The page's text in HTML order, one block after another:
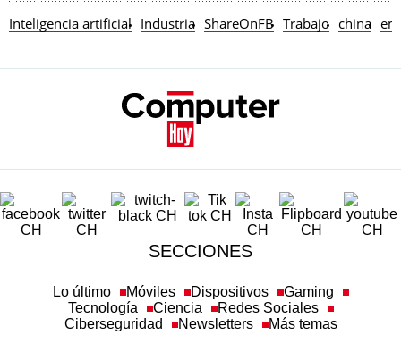
Inteligencia artificial Industria ShareOnFB Trabajo china
SECCIONES
Lo último Móviles Dispositivos
Gaming
Tecnología
Ciencia
Redes Sociales
Ciberseguridad
Newsletters Más temas